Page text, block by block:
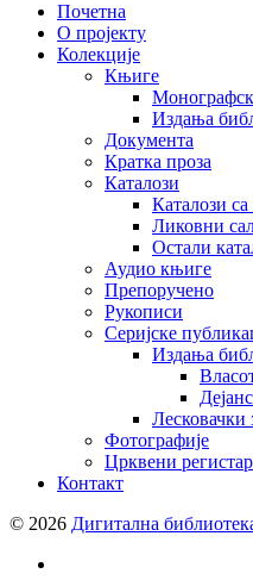
Почетна
О пројекту
Колекције
Књиге
Издања
Документа
Кратка проза
Каталози
Каталози
Ликовни
Остали
Аудио књиге
Препоручено
Рукописи
Серијске
Издања
Лесковачки
Фотографије
Црквени регистар
Контакт
© 2026 Дигитална